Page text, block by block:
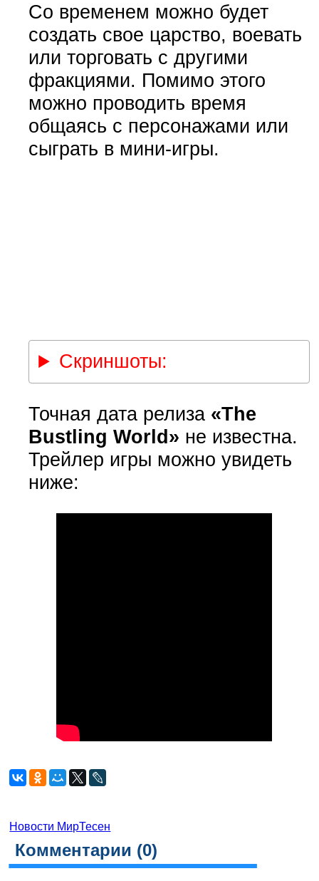
Со временем можно будет
создать свое царство, воевать
или торговать с другими
фракциями. Помимо этого
можно проводить время
общаясь с персонажами или
сыграть в мини-игры.
Скриншоты:
Точная дата релиза «The
Bustling World» не известна.
Трейлер игры можно увидеть
ниже:
Новости МирТесен
Комментарии (0)